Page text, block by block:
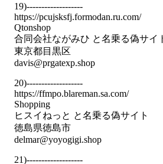
19)-------------------
https://pcujsksfj.formodan.ru.com/
Qtonshop
合同会社ながみひ と名乗る偽サイ
東京都目黒区
davis@prgatexp.shop
20)-------------------
https://ffmpo.blareman.sa.com/
Shopping
ヒスイねっと と名乗る偽サイト
徳島県徳島市
delmar@yoyogigi.shop
21)-------------------